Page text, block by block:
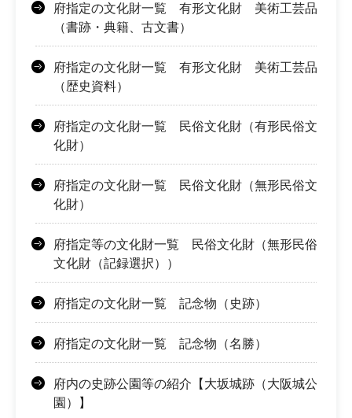
府指定の文化財一覧 有形文化財 美術工芸品
（書跡・典籍、古文書）
府指定の文化財一覧 有形文化財 美術工芸品
（歴史資料）
府指定の文化財一覧 民俗文化財（有形民俗文
化財）
府指定の文化財一覧 民俗文化財（無形民俗文
化財）
府指定等の文化財一覧 民俗文化財（無形民俗
文化財（記録選択））
府指定の文化財一覧 記念物（史跡）
府指定の文化財一覧 記念物（名勝）
府内の史跡公園等の紹介【大坂城跡（大阪城公
園）】